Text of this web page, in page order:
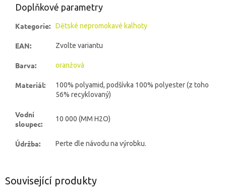
Doplňkové parametry
Kategorie: Dětské nepromokavé kalhoty
EAN: Zvolte variantu
Barva: oranžová
Materiál:
100% polyamid, podšívka 100% polyester (z toho
56% recyklovaný)
Vodní
sloupec:
10 000 (MM H2O)
Údržba: Perte dle návodu na výrobku.
Související produkty